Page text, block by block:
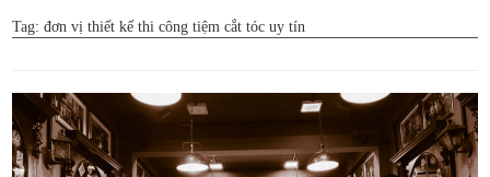
Tag:đơn vị thiết kế thi công tiệm cắt tóc uy tín